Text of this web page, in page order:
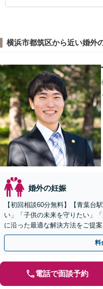
横浜市都筑区から近い婚外
婚外の妊娠
【初回相談60分無料】【青葉台
い」「子供の未来を守りたい」
に沿った最適な解決方法をご提
からこそできるサポートを。【
料
電話で面談予約